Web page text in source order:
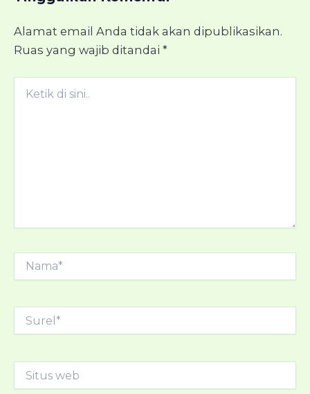
Alamat email Anda tidak akan dipublikasikan.
Ruas yang wajib ditandai *
Nama*
Situs
web